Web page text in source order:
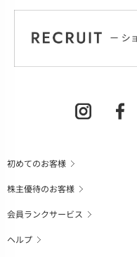
初めてのお客様
株主優待のお客様
会員ランクサービス
ヘルプ